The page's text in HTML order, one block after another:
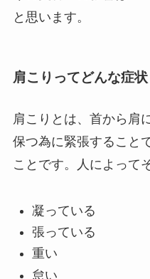
と思います。
肩こりってどんな症状
肩こりとは、首から肩
保つ為に緊張すること
ことです。人によって
凝っている
張っている
重い
怠い